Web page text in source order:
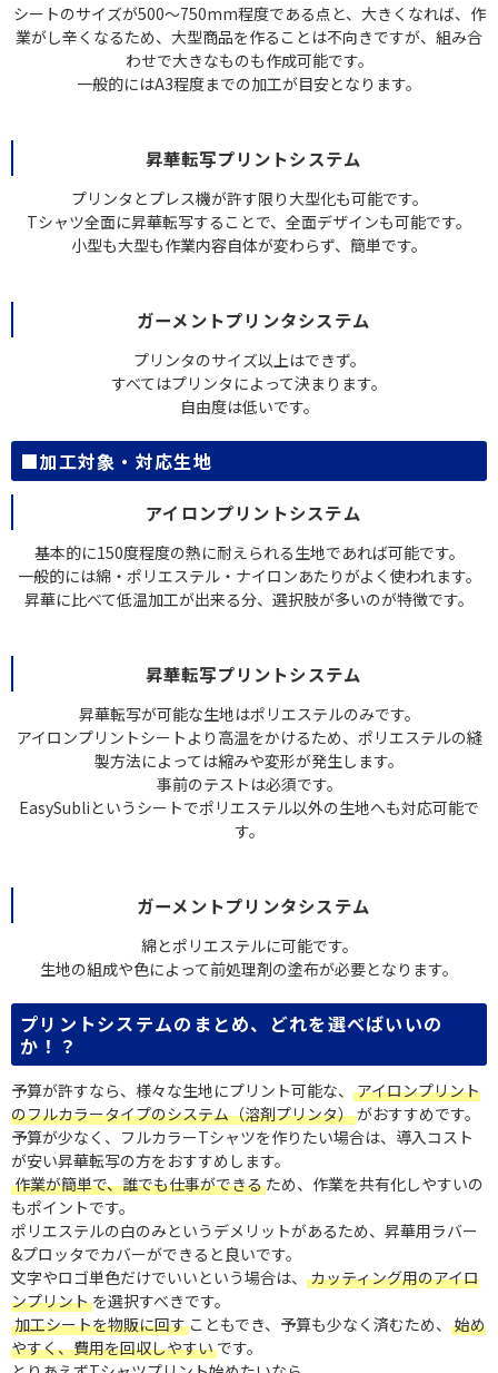
シートのサイズが500～750mm程度である点と、大きくなれば、作
業がし辛くなるため、大型商品を作ることは不向きですが、組み合
わせで大きなものも作成可能です。
一般的にはA3程度までの加工が目安となります。
昇華転写プリントシステム
プリンタとプレス機が許す限り大型化も可能です。
Tシャツ全面に昇華転写することで、全面デザインも可能です。
小型も大型も作業内容自体が変わらず、簡単です。
ガーメントプリンタシステム
プリンタのサイズ以上はできず。
すべてはプリンタによって決まります。
自由度は低いです。
■加工対象・対応生地
アイロンプリントシステム
基本的に150度程度の熱に耐えられる生地であれば可能です。
一般的には綿・ポリエステル・ナイロンあたりがよく使われます。
昇華に比べて低温加工が出来る分、選択肢が多いのが特徴です。
昇華転写プリントシステム
昇華転写が可能な生地はポリエステルのみです。
アイロンプリントシートより高温をかけるため、ポリエステルの縫
製方法によっては縮みや変形が発生します。
事前のテストは必須です。
EasySubliというシートでポリエステル以外の生地へも対応可能で
す。
ガーメントプリンタシステム
綿とポリエステルに可能です。
生地の組成や色によって前処理剤の塗布が必要となります。
プリントシステムのまとめ、どれを選べばいいの
か！？
予算が許すなら、様々な生地にプリント可能な、
アイロンプリント
のフルカラータイプのシステム（溶剤プリンタ）がおすすめです。
予算が少なく、フルカラーTシャツを作りたい場合は、導入コスト
が安い昇華転写の方をおすすめします。
作業が簡単で、誰でも仕事ができる ため、作業を共有化しやすいの
もポイントです。
ポリエステルの白のみというデメリットがあるため、昇華用ラバー
&プロッタでカバーができると良いです。
文字やロゴ単色だけでいいという場合は、
カッティング用のアイロ
ンプリント を選択すべきです。
加工シートを物販に回す こともでき、予算も少なく済むため、
始め
やすく、費用を回収しやすい です。